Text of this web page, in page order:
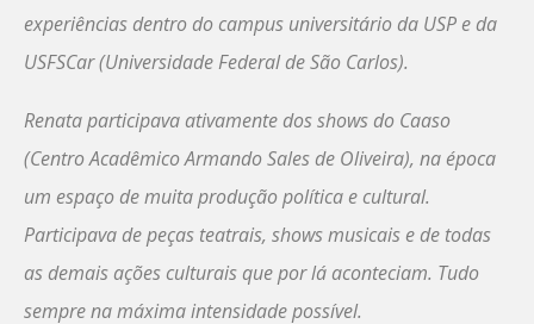
experiências dentro do campus universitário da USP e da
USFSCar (Universidade Federal de São Carlos).
Renata participava ativamente dos shows do Caaso
(Centro Acadêmico Armando Sales de Oliveira), na época
um espaço de muita produção política e cultural.
Participava de peças teatrais, shows musicais e de todas
as demais ações culturais que por lá aconteciam. Tudo
sempre na máxima intensidade possível.